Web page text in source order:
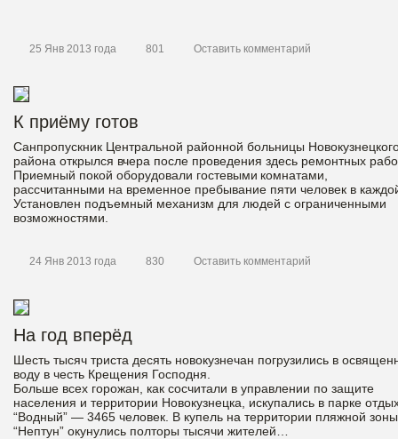
25 Янв 2013 года 801 Оставить комментарий
К приёму готов
Санпропускник Центральной районной больницы
района открылся вчера после проведения здесь ремонтных
Приемный покой оборудовали гостевыми комнатами,
рассчитанными на временное пребывание пяти человек в
Установлен подъемный механизм для людей с ограниченными
возможностями.
24 Янв 2013 года 830 Оставить комментарий
На год вперёд
Шесть тысяч триста десять новокузнечан погрузились в
воду в честь Крещения Господня.
Больше всех горожан, как сосчитали в управлении по защите
населения и территории Новокузнецка, искупались в парке
“Водный” — 3465 человек. В купель на территории пляжной зоны
“Нептун” окунулись полторы тысячи жителей…